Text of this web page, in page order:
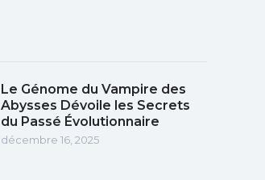
Le Génome du Vampire des
Abysses Dévoile les Secrets
du Passé Évolutionnaire
décembre 16, 2025